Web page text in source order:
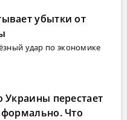
убытки от
удар по экономике
Украины перестает
Что